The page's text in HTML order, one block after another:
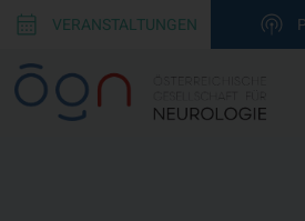
VERANSTALTUNGEN